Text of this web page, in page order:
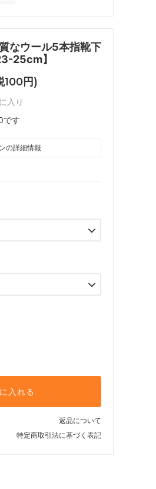
なウール5本指靴下
25cm】
100円)
入り
です
の詳細情報
入れる
返品について
特定商取引法に基づく表記